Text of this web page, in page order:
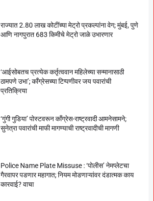
राज्यात 2.80 लाख कोटींच्या मेट्रो प्रकल्पांना वेग; मुंबई, पुणे
आणि नागपुरात 683 किमीचे मेट्रो जाळे उभारणार
‘आईसोबतच प्रत्येक कर्तृत्ववान महिलेच्या सन्मानासाठी
ठामपणे उभा’; काँग्रेसच्या टिप्पणीवर जय पवारांची
प्रतिक्रिया
‘गुंगी गुडिया’ पोस्टवरून काँग्रेस-राष्ट्रवादी आमनेसामने;
सुनेत्रा पवारांची माफी मागण्याची राष्ट्रवादीची मागणी
Police Name Plate Missuse : ‘पोलीस’ नेमप्लेटचा
गैरवापर पडणार महागात; नियम मोडणाऱ्यांवर दंडात्मक काय
कारवाई? वाचा